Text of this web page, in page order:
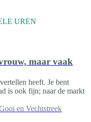
UREN
maar vaak
heeft. Je bent
is ook fijn; naar de markt
en Vechtstreek